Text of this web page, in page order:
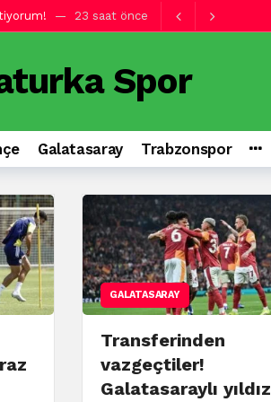
23 saat önce
24 saat önce
1 gün önce
1 gün önce
1 gün önce
22 saat önce
Galatasaray Trabzonspor
GALATASARAY
Transferinden
vazgeçtiler!
Galatasaraylı yıldız